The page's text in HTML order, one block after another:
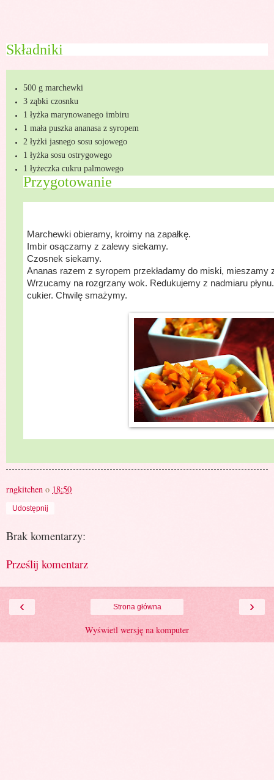
Składniki
500 g marchewki
3 ząbki czosnku
1 łyżka marynowanego imbiru
1 mała puszka ananasa z syropem
2 łyżki jasnego sosu sojowego
1 łyżka sosu ostrygowego
1 łyżeczka cukru palmowego
Przygotowanie
Marchewki obieramy, kroimy na zapałkę.
Imbir osączamy z zalewy siekamy.
Czosnek siekamy.
Ananas razem z syropem przekładamy do miski,
Wrzucamy na rozgrzany wok. Redukujemy z nadmiaru
cukier. Chwilę smażymy.
rngkitchen o 18:50
Udostępnij
Brak komentarzy:
Prześlij komentarz
‹ ›
Strona główna
Wyświetl wersję na komputer